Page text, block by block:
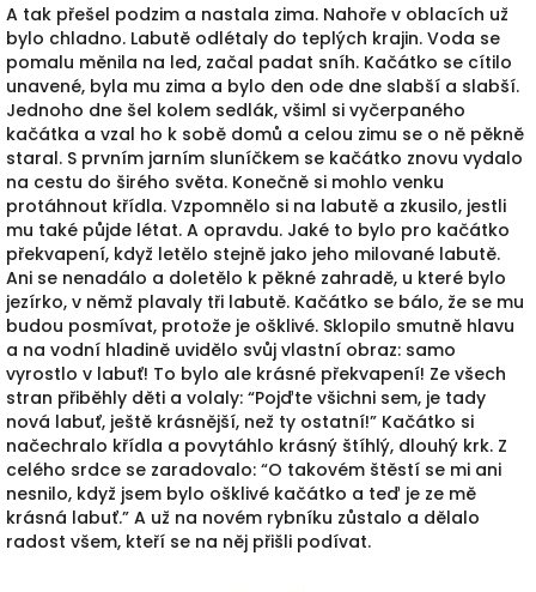
A tak přešel podzim a nastala zima. Nahoře v oblacích už
bylo chladno. Labutě odlétaly do teplých krajin. Voda se
pomalu měnila na led, začal padat sníh. Kačátko se cítilo
unavené, byla mu zima a bylo den ode dne slabší a slabší.
Jednoho dne šel kolem sedlák, všiml si vyčerpaného
kačátka a vzal ho k sobě domů a celou zimu se o ně pěkně
staral. S prvním jarním sluníčkem se kačátko znovu vydalo
na cestu do širého světa. Konečně si mohlo venku
protáhnout křídla. Vzpomnělo si na labutě a zkusilo, jestli
mu také půjde létat. A opravdu. Jaké to bylo pro kačátko
překvapení, když letělo stejně jako jeho milované labutě.
Ani se nenadálo a doletělo k pěkné zahradě, u které bylo
jezírko, v němž plavaly tři labutě. Kačátko se bálo, že se mu
budou posmívat, protože je ošklivé. Sklopilo smutně hlavu
a na vodní hladině uvidělo svůj vlastní obraz: samo
vyrostlo v labuť! To bylo ale krásné překvapení! Ze všech
stran přiběhly děti a volaly: “Pojďte všichni sem, je tady
nová labuť, ještě krásnější, než ty ostatní!” Kačátko si
načechralo křídla a povytáhlo krásný štíhlý, dlouhý krk. Z
celého srdce se zaradovalo: “O takovém štěstí se mi ani
nesnilo, když jsem bylo ošklivé kačátko a teď je ze mě
krásná labuť.” A už na novém rybníku zůstalo a dělalo
radost všem, kteří se na něj přišli podívat.